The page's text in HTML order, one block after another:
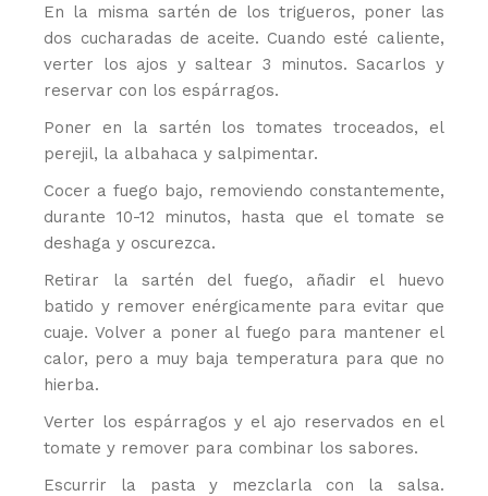
En la misma sartén de los trigueros, poner las
dos cucharadas de aceite. Cuando esté caliente,
verter los ajos y saltear 3 minutos. Sacarlos y
reservar con los espárragos.
Poner en la sartén los tomates troceados, el
perejil, la albahaca y salpimentar.
Cocer a fuego bajo, removiendo constantemente,
durante 10-12 minutos, hasta que el tomate se
deshaga y oscurezca.
Retirar la sartén del fuego, añadir el huevo
batido y remover enérgicamente para evitar que
cuaje. Volver a poner al fuego para mantener el
calor, pero a muy baja temperatura para que no
hierba.
Verter los espárragos y el ajo reservados en el
tomate y remover para combinar los sabores.
Escurrir la pasta y mezclarla con la salsa.